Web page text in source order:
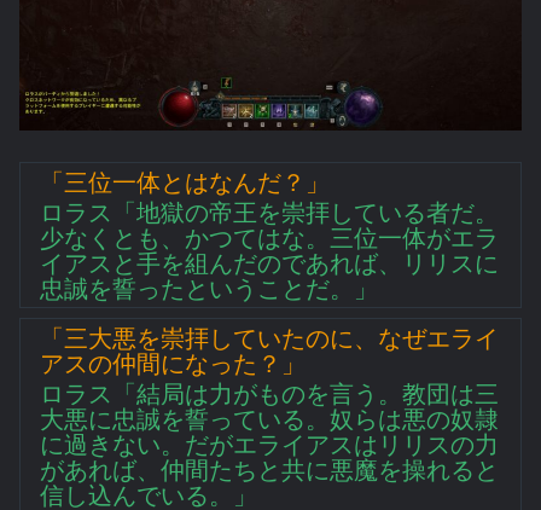
「三位一体とはなんだ？」
ロラス「地獄の帝王を崇拝している者だ。
少なくとも、かつてはな。三位一体がエラ
イアスと手を組んだのであれば、リリスに
忠誠を誓ったということだ。」
「三大悪を崇拝していたのに、なぜエライ
アスの仲間になった？」
ロラス「結局は力がものを言う。教団は三
大悪に忠誠を誓っている。奴らは悪の奴隷
に過きない。だがエライアスはリリスの力
があれば、仲間たちと共に悪魔を操れると
信し込んでいる。」